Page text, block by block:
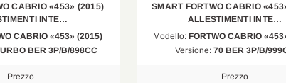
CABRIO «453» (2015)
INTE…
CABRIO «453» (2015)
BER 3P/B/898CC
Prezzo
SMART FORTWO CABRIO
ALLESTIMENTI INTE…
Modello: FORTWO CABRIO
Versione: 70 BER 3P/B/
Prezzo